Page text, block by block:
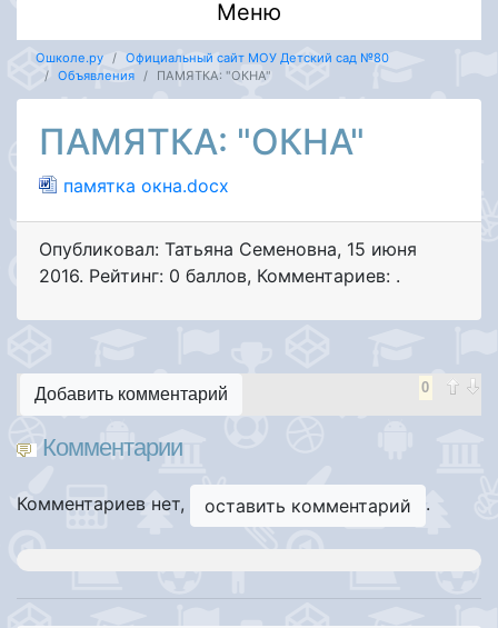
Меню
Ошколе.ру
Официальный сайт МОУ Детский сад №80
Объявления
ПАМЯТКА: "ОКНА"
ПАМЯТКА: "ОКНА"
памятка окна.docx
Опубликовал: Татьяна Семеновна, 15 июня
2016. Рейтинг: 0 баллов, Комментариев: .
0
Добавить комментарий
Комментарии
Комментариев нет, оставить комментарий .